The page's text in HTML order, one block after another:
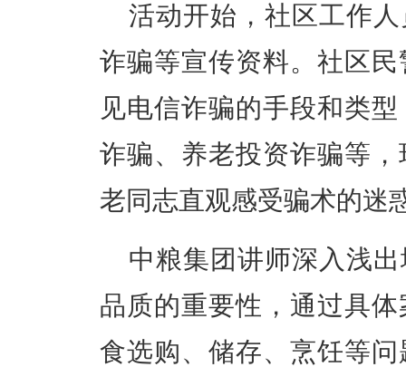
活动开始，社区工作
诈骗等宣传资料。社区
见电信诈骗的手段和类
诈骗、养老投资诈骗等
老同志直观感受骗术的迷
中粮集团讲师深入浅
品质的重要性，通过具
食选购、储存、烹饪等